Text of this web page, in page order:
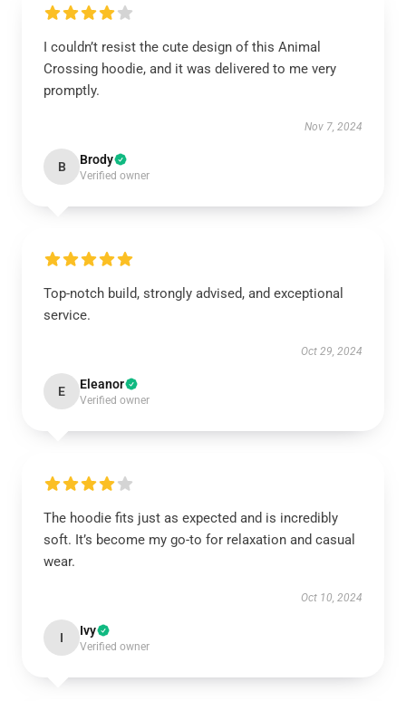
I couldn’t resist the cute design of this Animal
Crossing hoodie, and it was delivered to me very
promptly.
Nov 7, 2024
B Brody
Verified owner
Top-notch build, strongly advised, and exceptional
service.
Oct 29, 2024
E Eleanor
Verified owner
The hoodie fits just as expected and is incredibly
soft. It’s become my go-to for relaxation and casual
wear.
Oct 10, 2024
I Ivy
Verified owner